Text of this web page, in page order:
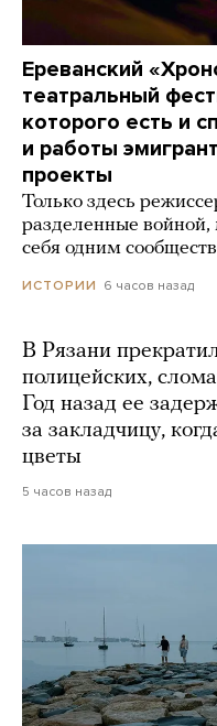
Ереванский
театральный
которого есть и
и работы
проекты
Только здесь
разделенные войной,
себя одним
ИСТОРИИ 6 часов назад
В Рязани
полицейских,
Год назад ее
за закладчицу,
цветы
5 часов назад